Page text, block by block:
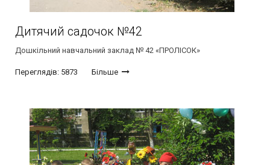
Дитячий садочок №42
Дошкільний навчальний заклад № 42 «ПРОЛІСОК»
Переглядів: 5873 Більше